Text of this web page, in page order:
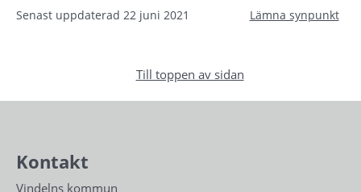
Senast uppdaterad 22 juni 2021 Lämna synpunkt
Till toppen av sidan
Kontakt
Vindelns kommun